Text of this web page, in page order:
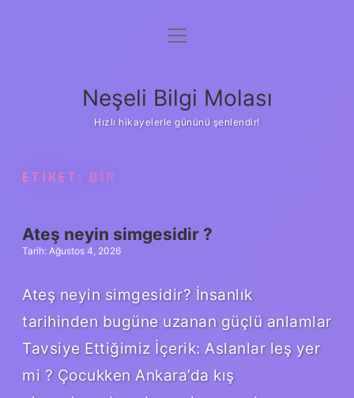
Anasayfa
Yasal Uyarı
menüyü
Neşeli Bilgi Molası
Hızlı hikayelerle gününü şenlendir!
ETIKET: BIR
Ateş neyin simgesidir ?
Tarih: Ağustos 4, 2026
Ateş neyin simgesidir? İnsanlık
tarihinden bugüne uzanan güçlü anlamlar
Tavsiye Ettiğimiz İçerik: Aslanlar leş yer
mi ? Çocukken Ankara’da kış